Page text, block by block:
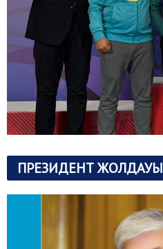
ПРЕЗИДЕНТ ЖОЛДАУЫ